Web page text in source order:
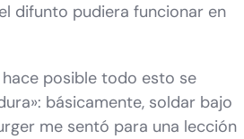
difunto pudiera funcionar en
posible todo esto se
básicamente, soldar bajo
me sentó para una lección